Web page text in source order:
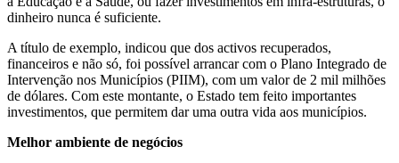
dinheiro nunca é suficiente.
A título de exemplo, indicou que dos activos recuperados,
financeiros e não só, foi possível arrancar com o Plano Integrado de
Intervenção nos Municípios (PIIM), com um valor de 2 mil milhões
de dólares. Com este montante, o Estado tem feito importantes
investimentos, que permitem dar uma outra vida aos municípios.
Melhor ambiente de negócios